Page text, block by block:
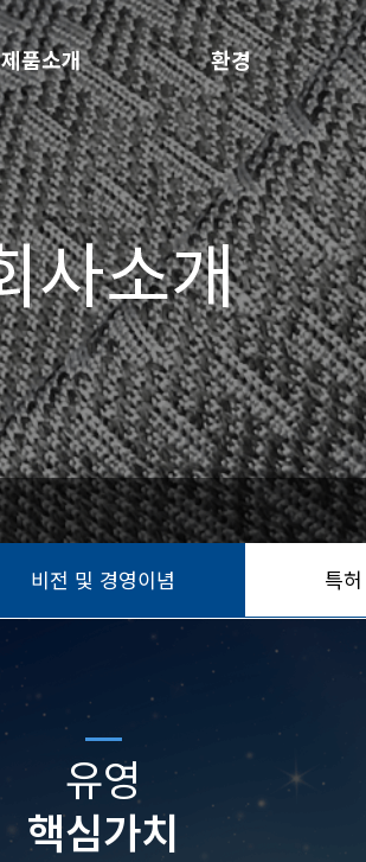
제품소개 환경
비전 및 경영이념 특
유영
핵심가치